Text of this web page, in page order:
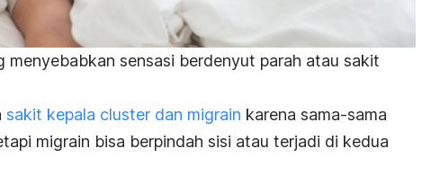
menyebabkan sensasi berdenyut parah atau sakit
sakit kepala cluster dan migrain karena sama-sama
migrain bisa berpindah sisi atau terjadi di kedua